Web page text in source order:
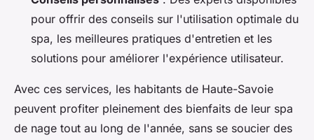
pour offrir des conseils sur l'utilisation optimale du
spa, les meilleures pratiques d'entretien et les
solutions pour améliorer l'expérience utilisateur.
Avec ces services, les habitants de Haute-Savoie
peuvent profiter pleinement des bienfaits de leur spa
de nage tout au long de l'année, sans se soucier des